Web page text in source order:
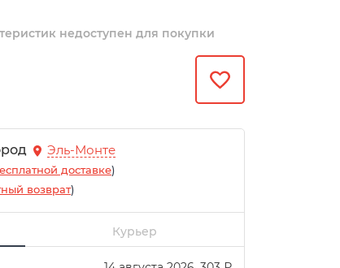
недоступен для покупки
Эль-Монте
доставке)
возврат)
Курьер